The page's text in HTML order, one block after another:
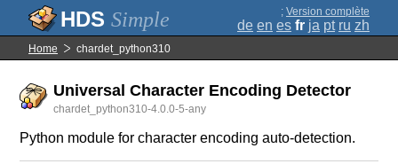
Simple ; Version complète
de en es fr ja pt ru zh
Home chardet_python310
Universal Character Encoding Detector
chardet_python310-4.0.0-5-any
Python module for character encoding auto-detection.